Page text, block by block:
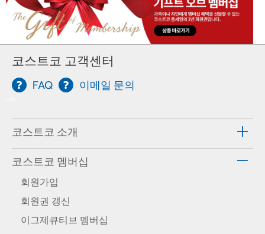
코스트코 고객센터
FAQ 이메일 문의
코스트코 소개
코스트코 멤버십
회원가입
회원권 갱신
이그제큐티브 멤버십